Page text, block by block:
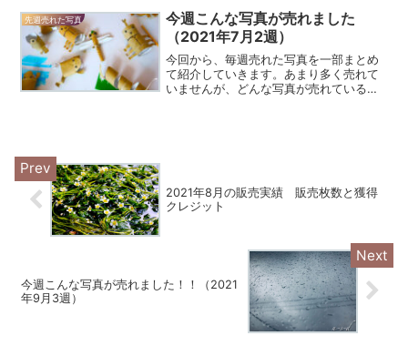
真が売れました！！（2021年7月3週）今
週売れた写真7月に...
先週売れた写真
今週こんな写真が売れました
（2021年7月2週）
今回から、毎週売れた写真を一部まとめ
て紹介していきます。あまり多く売れて
いませんが、どんな写真が売れているの
2021年8月の販売実績 販売枚数と獲得
クレジット
今週こんな写真が売れました！！（2021
年9月3週）